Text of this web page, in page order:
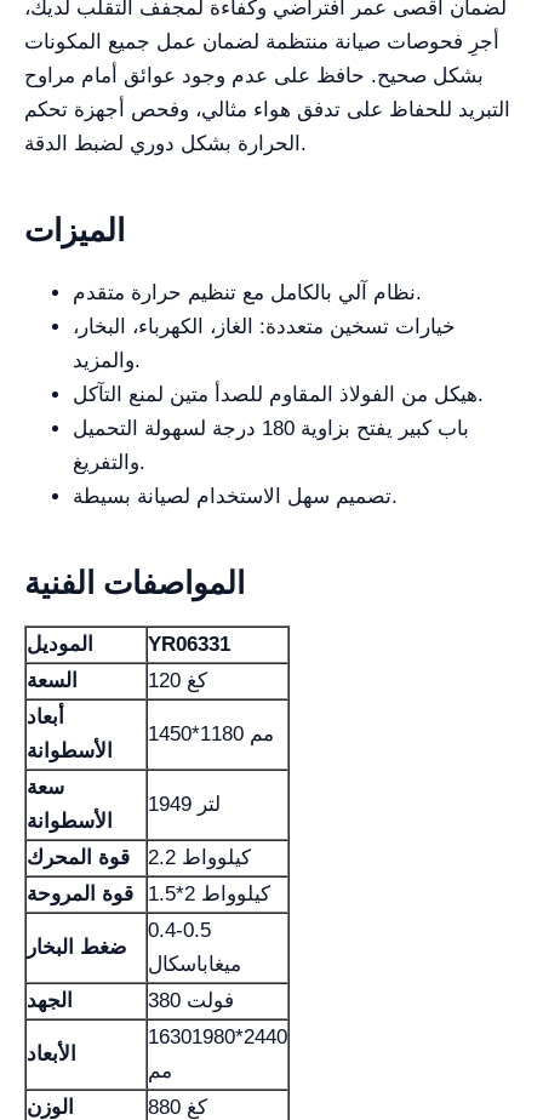
لضمان أقصى عمر افتراضي وكفاءة لمجفف التقلب لديك،
أجرِ فحوصات صيانة منتظمة لضمان عمل جميع المكونات
بشكل صحيح. حافظ على عدم وجود عوائق أمام مراوح
التبريد للحفاظ على تدفق هواء مثالي، وفحص أجهزة تحكم
الحرارة بشكل دوري لضبط الدقة.
الميزات
نظام آلي بالكامل مع تنظيم حرارة متقدم.
خيارات تسخين متعددة: الغاز، الكهرباء، البخار،
والمزيد.
هيكل من الفولاذ المقاوم للصدأ متين لمنع التآكل.
باب كبير يفتح بزاوية 180 درجة لسهولة التحميل
والتفريغ.
تصميم سهل الاستخدام لصيانة بسيطة.
المواصفات الفنية
الموديل
YR06331
السعة
120 كغ
أبعاد
الأسطوانة
1450*1180 مم
سعة
الأسطوانة
1949 لتر
قوة المحرك
2.2 كيلوواط
قوة المروحة
1.5*2 كيلوواط
ضغط البخار
0.4-0.5
ميغاباسكال
الجهد
380 فولت
الأبعاد
16301980*2440
مم
الوزن
880 كغ